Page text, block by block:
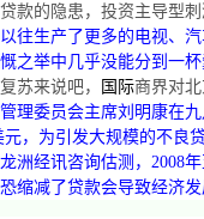
款的隐患，投资主导型
往生产了更多的电视、
之举中几乎没能分到一
苏来说吧，
国际商界对
理委员会主席刘明康在
元，为引发大规模的不良
洲经讯咨询估测， 2008年
缩减了贷款会导致经济